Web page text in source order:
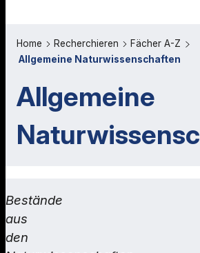
Home Recherchieren
Fächer A-Z
Allgemeine Naturwissenschaften
Allgemeine
Bestände
aus
den